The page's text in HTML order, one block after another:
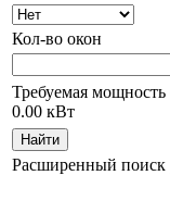
Кол-во окон
Требуемая
0.00 кВт
Найти
Расширенный поиск